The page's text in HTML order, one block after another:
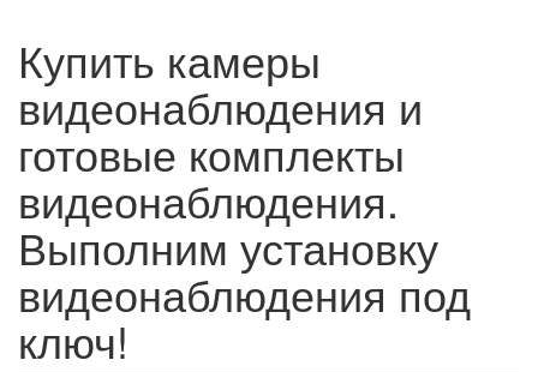
Купить камеры
видеонаблюдения и
готовые комплекты
видеонаблюдения.
Выполним установку
видеонаблюдения под
ключ!